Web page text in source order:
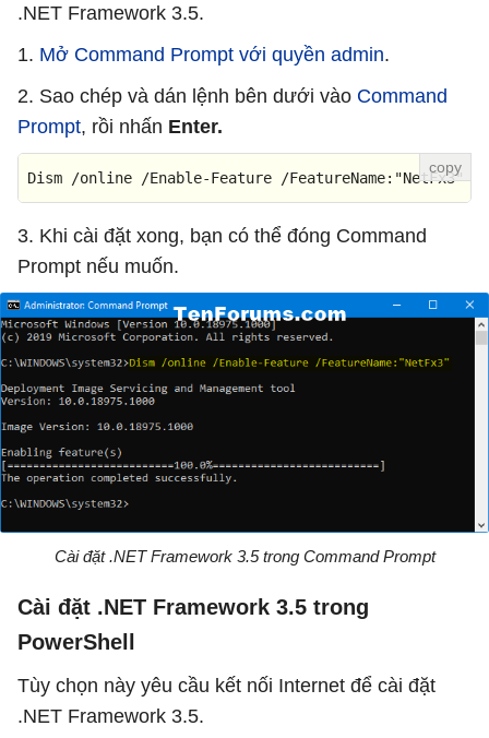
.NET Framework 3.5.
1. Mở Command Prompt với quyền admin.
2. Sao chép và dán lệnh bên dưới vào Command
Prompt, rồi nhấn Enter.
Dism /online /Enable-Feature /FeatureName:"NetFx3"
3. Khi cài đặt xong, bạn có thể đóng Command
Prompt nếu muốn.
Cài đặt .NET Framework 3.5 trong Command Prompt
Cài đặt .NET Framework 3.5 trong
PowerShell
Tùy chọn này yêu cầu kết nối Internet để cài đặt
.NET Framework 3.5.